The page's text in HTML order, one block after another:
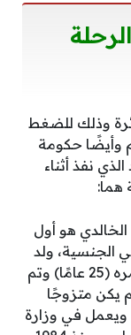
وذلك للضغط
وأيضًا حكومة
نفذ أثناء
هما:
هو أول
الجنسية، ولد
عبدالله الخالدي عام 1963 م وكان عمره (25 عامًا) وتم
يكن متزوجًا
ويعمل في وزارة